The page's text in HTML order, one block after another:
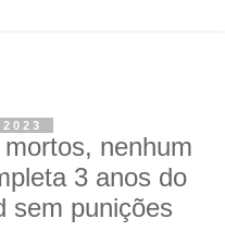
nenhum
3 anos do
sem punições